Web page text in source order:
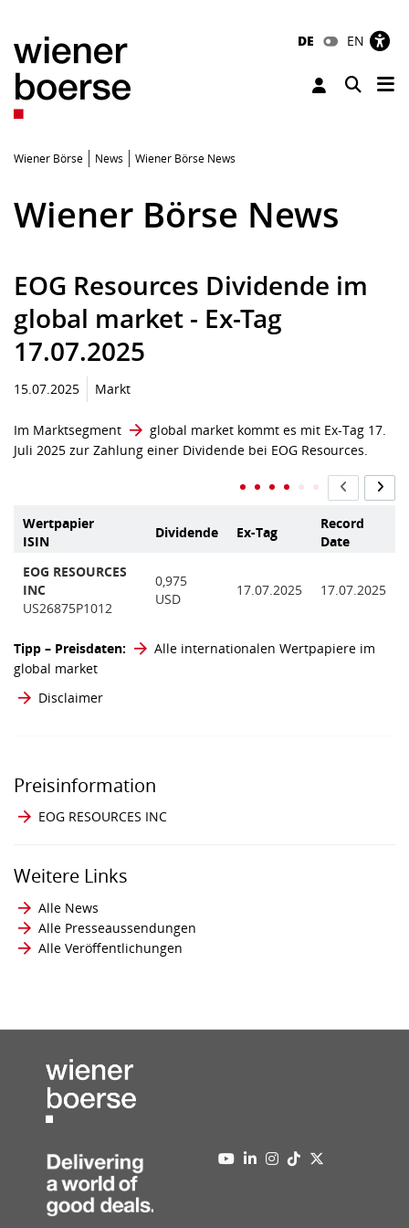
DE EN
Toggle
Wiener Börse News Wiener Börse News
Wiener Börse News
EOG Resources Dividende im
global market - Ex-Tag
17.07.2025
15.07.2025 Markt
Im Marktsegment global market kommt es mit Ex-Tag 17.
Juli 2025 zur Zahlung einer Dividende bei EOG Resources.
Wertpapier
ISIN
Dividende Ex-Tag
Record
Date
EOG RESOURCES
INC
US26875P1012
0,975
USD
17.07.2025 17.07.2025
Tipp – Preisdaten:
Alle internationalen Wertpapiere im
global market
Disclaimer
Preisinformation
EOG RESOURCES INC
Weitere Links
Alle News
Alle Presseaussendungen
Alle Veröffentlichungen